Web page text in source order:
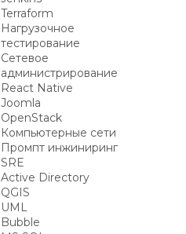
Terraform
Нагрузочное
тестирование
Сетевое
администрирование
React Native
Joomla
OpenStack
Компьютерные сети
Промпт инжиниринг
SRE
Active Directory
QGIS
UML
Bubble